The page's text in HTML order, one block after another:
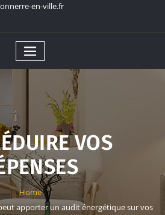
en-ville.fr
VOS
Home
apporter un audit énergétique sur vos